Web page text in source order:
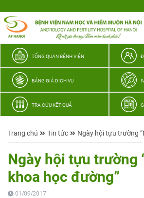
thương
Quân
TỔNG QUAN BỆNH VIỆN
BẢNG GIÁ DỊCH VỤ
TRA CỨU KẾT QUẢ
Trang chủ Tin tức Ngày hội tựu trường
Ngày hội tựu trường
khoa học đường”
01/09/2017